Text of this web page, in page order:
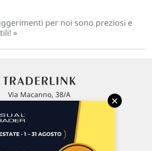
per noi sono preziosi e
»
Via Macanno, 38/A
P.IVA 02 452 460 401
×